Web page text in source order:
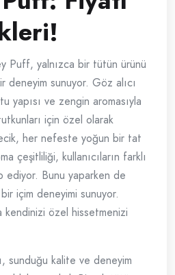
Puff, yalnızca bir tütün ürünü
deneyim sunuyor. Göz alıcı
yapısı ve zengin aromasıyla
için özel olarak
her nefeste yoğun bir tat
çeşitliliği, kullanıcıların farklı
ediyor. Bunu yaparken de
içim deneyimi sunuyor.
kendinizi özel hissetmenizi
sunduğu kalite ve deneyim